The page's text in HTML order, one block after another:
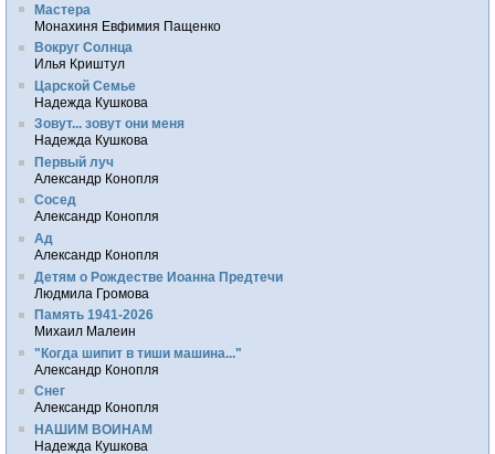
Мастера
Монахиня Евфимия Пащенко
Вокруг Солнца
Илья Криштул
Царской Семье
Надежда Кушкова
Зовут... зовут они меня
Надежда Кушкова
Первый луч
Александр Конопля
Сосед
Александр Конопля
Ад
Александр Конопля
Детям о Рождестве Иоанна Предтечи
Людмила Громова
Память 1941-2026
Михаил Малеин
"Когда шипит в тиши машина..."
Александр Конопля
Снег
Александр Конопля
НАШИМ ВОИНАМ
Надежда Кушкова